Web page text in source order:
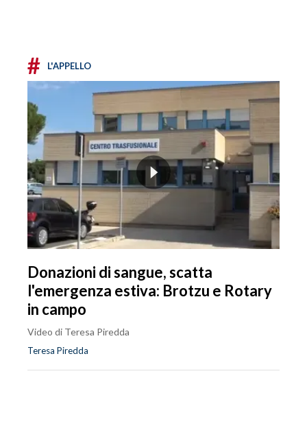
# L'APPELLO
Donazioni di sangue, scatta
l'emergenza estiva: Brotzu e Rotary
in campo
Video di Teresa Piredda
Teresa Piredda